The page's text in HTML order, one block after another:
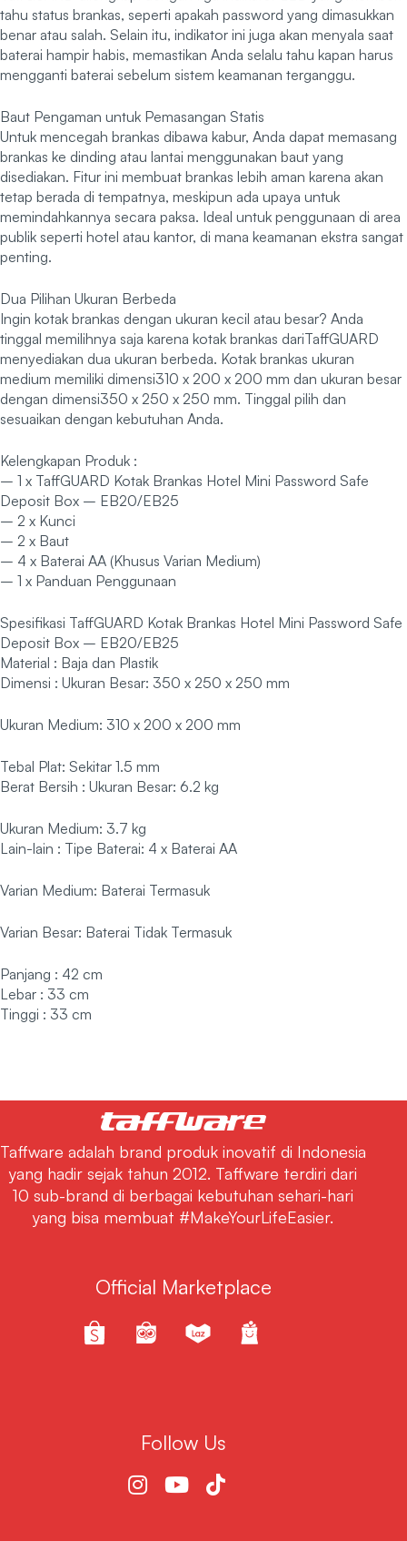
tahu status brankas, seperti apakah password yang dimasukkan
benar atau salah. Selain itu, indikator ini juga akan menyala saat
baterai hampir habis, memastikan Anda selalu tahu kapan harus
mengganti baterai sebelum sistem keamanan terganggu.
Baut Pengaman untuk Pemasangan Statis
Untuk mencegah brankas dibawa kabur, Anda dapat memasang
brankas ke dinding atau lantai menggunakan baut yang
disediakan. Fitur ini membuat brankas lebih aman karena akan
tetap berada di tempatnya, meskipun ada upaya untuk
memindahkannya secara paksa. Ideal untuk penggunaan di area
publik seperti hotel atau kantor, di mana keamanan ekstra sangat
penting.
Dua Pilihan Ukuran Berbeda
Ingin kotak brankas dengan ukuran kecil atau besar? Anda
tinggal memilihnya saja karena kotak brankas dariTaffGUARD
menyediakan dua ukuran berbeda. Kotak brankas ukuran
medium memiliki dimensi310 x 200 x 200 mm dan ukuran besar
dengan dimensi350 x 250 x 250 mm. Tinggal pilih dan
sesuaikan dengan kebutuhan Anda.
Kelengkapan Produk :
– 1 x TaffGUARD Kotak Brankas Hotel Mini Password Safe
Deposit Box – EB20/EB25
– 2 x Kunci
– 2 x Baut
– 4 x Baterai AA (Khusus Varian Medium)
– 1 x Panduan Penggunaan
Spesifikasi TaffGUARD Kotak Brankas Hotel Mini Password Safe
Deposit Box – EB20/EB25
Material : Baja dan Plastik
Dimensi : Ukuran Besar: 350 x 250 x 250 mm
Ukuran Medium: 310 x 200 x 200 mm
Tebal Plat: Sekitar 1.5 mm
Berat Bersih : Ukuran Besar: 6.2 kg
Ukuran Medium: 3.7 kg
Lain-lain : Tipe Baterai: 4 x Baterai AA
Varian Medium: Baterai Termasuk
Varian Besar: Baterai Tidak Termasuk
Panjang : 42 cm
Lebar : 33 cm
Tinggi : 33 cm
Taffware adalah brand produk inovatif di Indonesia
yang hadir sejak tahun 2012. Taffware terdiri dari
10 sub-brand di berbagai kebutuhan sehari-hari
yang bisa membuat #MakeYourLifeEasier.
Official Marketplace
Follow Us